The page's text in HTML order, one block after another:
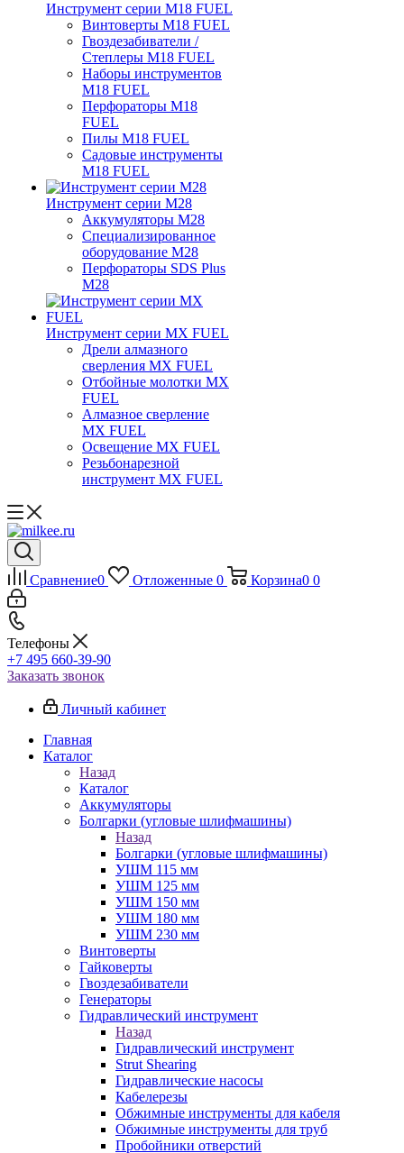
Инструмент серии M18 FUEL
Винтоверты M18 FUEL
Гвоздезабиватели /
Степлеры M18 FUEL
Наборы инструментов
M18 FUEL
Перфораторы M18
FUEL
Пилы M18 FUEL
Садовые инструменты
M18 FUEL
Инструмент серии M28
Аккумуляторы M28
Специализированное
оборудование M28
Перфораторы SDS Plus
M28
Инструмент серии MX FUEL
Дрели алмазного
сверления MX FUEL
Отбойные молотки MX
FUEL
Алмазное сверление
MX FUEL
Освещение MX FUEL
Резьбонарезной
инструмент MX FUEL
Сравнение0 Отложенные 0 Корзина0 0
Телефоны
+7 495 660-39-90
Заказать звонок
Личный кабинет
Главная
Каталог
Назад
Каталог
Аккумуляторы
Болгарки (угловые шлифмашины)
Назад
Болгарки (угловые шлифмашины)
УШМ 115 мм
УШМ 125 мм
УШМ 150 мм
УШМ 180 мм
УШМ 230 мм
Винтоверты
Гайковерты
Гвоздезабиватели
Генераторы
Гидравлический инструмент
Назад
Гидравлический инструмент
Strut Shearing
Гидравлические насосы
Кабелерезы
Обжимные инструменты для кабеля
Обжимные инструменты для труб
Пробойники отверстий